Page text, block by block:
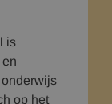
is
op het